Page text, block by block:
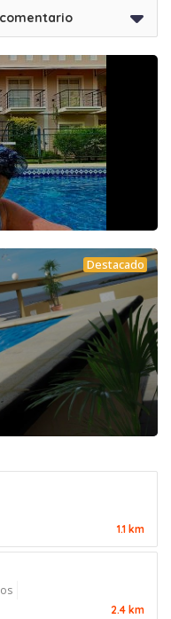
Destacado
1.1 km
2.4 km